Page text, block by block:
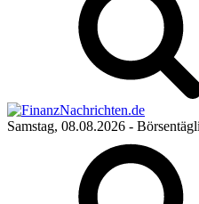
Samstag, 08.08.2026 -